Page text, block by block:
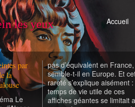
les yeux Accueil
par
la
Le
pas d’équivalent en
semble-t-il en Europe. Et
rareté s’explique aisément
temps de vie utile de ces
affiches géantes se limitait